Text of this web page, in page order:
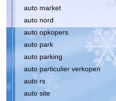
auto market
auto nord
auto opkopers
auto park
auto parking
auto particulier verkopen
auto rs
auto site